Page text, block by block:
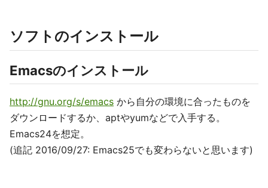
ソフトのインストール
Emacsのインストール
http://gnu.org/s/emacs から自分の環境に合ったものを
ダウンロードするか、aptやyumなどで入手する。
Emacs24を想定。
(追記 2016/09/27: Emacs25でも変わらないと思います)